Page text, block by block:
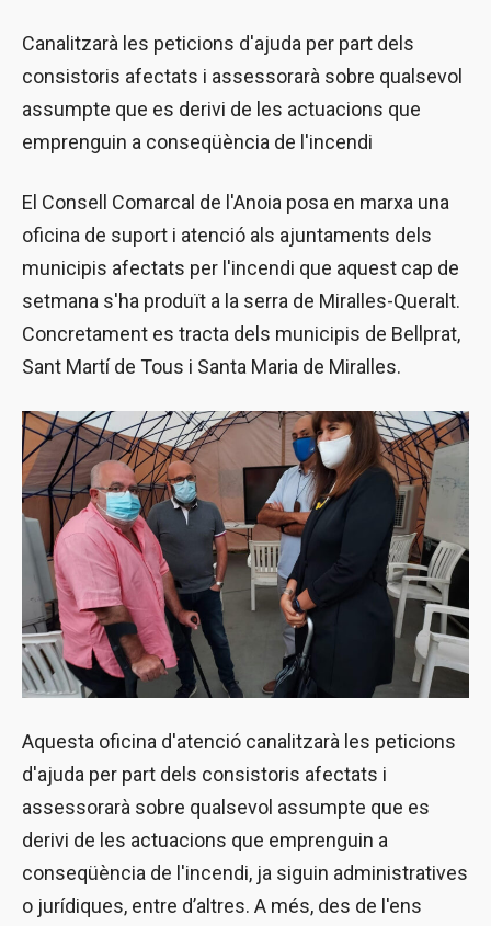
Canalitzarà les peticions d'ajuda per part dels
consistoris afectats i assessorarà sobre qualsevol
assumpte que es derivi de les actuacions que
emprenguin a conseqüència de l'incendi
El Consell Comarcal de l'Anoia posa en marxa una
oficina de suport i atenció als ajuntaments dels
municipis afectats per l'incendi que aquest cap de
setmana s'ha produït a la serra de Miralles-Queralt.
Concretament es tracta dels municipis de Bellprat,
Sant Martí de Tous i Santa Maria de Miralles.
Aquesta oficina d'atenció canalitzarà les peticions
d'ajuda per part dels consistoris afectats i
assessorarà sobre qualsevol assumpte que es
derivi de les actuacions que emprenguin a
conseqüència de l'incendi, ja siguin administratives
o jurídiques, entre d’altres. A més, des de l'ens